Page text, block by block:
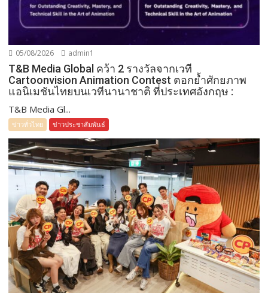
05/08/2026 admin1
T&B Media Global คว้า 2 รางวัลจากเวที
Cartoonvision Animation Contest ตอกย้ำศักยภาพ
แอนิเมชันไทยบนเวทีนานาชาติ ที่ประเทศอังกฤษ :
T&B Media Gl...
ข่าวทั่วไทย ข่าวประชาสัมพันธ์